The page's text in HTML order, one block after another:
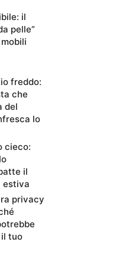
il
pelle”
freddo:
che
del
lo
cieco:
il
estiva
privacy
tuo